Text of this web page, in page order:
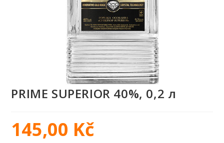
PRIME SUPERIOR 40%, 0,2 л
145,00 Kč